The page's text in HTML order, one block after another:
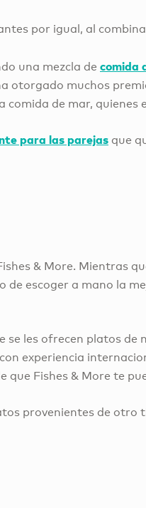
por igual, al
una mezcla de comida
muchos
de mar,
para las parejas que
& More. Mientras
escoger a mano la
les ofrecen platos
experiencia
Fishes & More te
provenientes de otro